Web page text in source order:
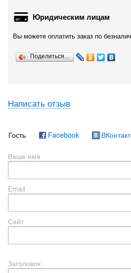
Юридическим лицам
Вы можете оплатить заказ по
Поделиться…
Написать отзыв
Гость Facebook
Ваше имя
Email
Сайт
Заголовок